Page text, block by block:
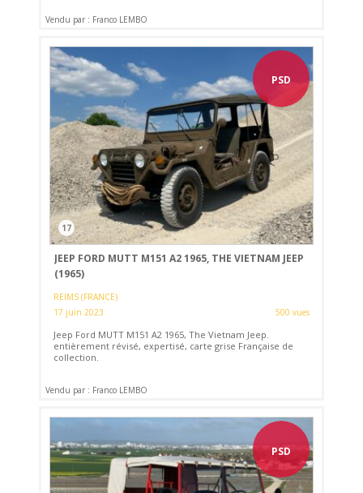
Vendu par : Franco LEMBO
PSD
17
JEEP FORD MUTT M151 A2 1965, THE VIETNAM JEEP
(1965)
REIMS (FRANCE)
17 juin 2023
500 vues
Jeep Ford MUTT M151 A2 1965, The Vietnam Jeep.
entièrement révisé, expertisé, carte grise Française de
collection.
Vendu par : Franco LEMBO
PSD